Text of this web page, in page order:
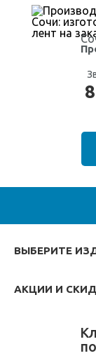
ВЫБЕРИТЕ
АКЦИИ И